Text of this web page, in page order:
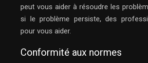
peut vous aider à résoudre les
si le problème persiste, des
pour vous aider.
Conformité aux normes